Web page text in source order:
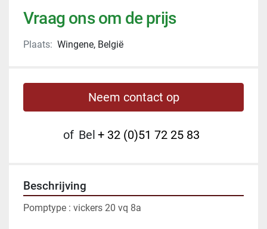
Vraag ons om de prijs
Plaats: Wingene, België
Neem contact op
of Bel + 32 (0)51 72 25 83
Beschrijving
Pomptype : vickers 20 vq 8a